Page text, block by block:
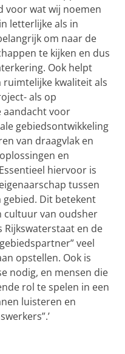
voor wat wij noemen
letterlijke als in
om naar de
te kijken en dus
Ook helpt
ruimtelijke kwaliteit als
als op
aandacht voor
gebiedsontwikkeling
van draagvlak en
en
hiervoor is
tussen
Dit betekent
cultuur van oudsher
Rijkswaterstaat en de
veel
opstellen. Ook is
nodig, en mensen die
rol te spelen in een
luisteren en